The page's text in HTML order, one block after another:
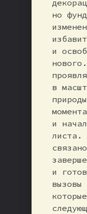
но
и
в
и
листа.
и
вызовы